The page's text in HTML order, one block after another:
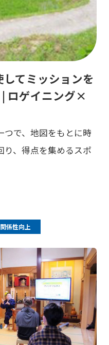
てミッションを
ロゲイニング×
つで、地図をもとに時
り、得点を集めるスポ
係性向上